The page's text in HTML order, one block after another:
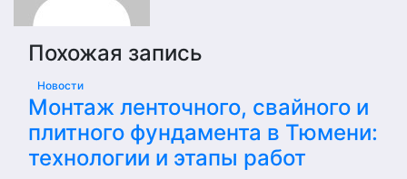
Похожая запись
Новости
Монтаж ленточного, свайного и
плитного фундамента в Тюмени:
технологии и этапы работ